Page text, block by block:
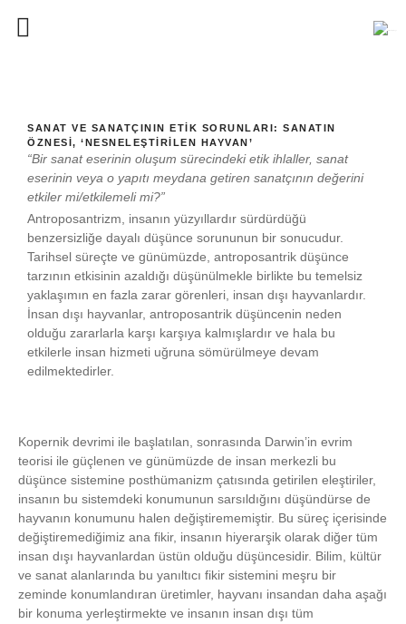
SANAT VE SANATÇININ ETIK SORUNLARI: SANATIN
ÖZNESI, ‘NESNELEŞTIRILEN HAYVAN’
“Bir sanat eserinin oluşum sürecindeki etik ihlaller, sanat
eserinin veya o yapıtı meydana getiren sanatçının değerini
etkiler mi/etkilemeli mi?”
Antroposantrizm, insanın yüzyıllardır sürdürdüğü
benzersizliğe dayalı düşünce sorununun bir sonucudur.
Tarihsel süreçte ve günümüzde, antroposantrik düşünce
tarzının etkisinin azaldığı düşünülmekle birlikte bu temelsiz
yaklaşımın en fazla zarar görenleri, insan dışı hayvanlardır.
İnsan dışı hayvanlar, antroposantrik düşüncenin neden
olduğu zararlarla karşı karşıya kalmışlardır ve hala bu
etkilerle insan hizmeti uğruna sömürülmeye devam
edilmektedirler.
Kopernik devrimi ile başlatılan, sonrasında Darwin’in evrim
teorisi ile güçlenen ve günümüzde de insan merkezli bu
düşünce sistemine posthümanizm çatısında getirilen eleştiriler,
insanın bu sistemdeki konumunun sarsıldığını düşündürse de
hayvanın konumunu halen değiştirememiştir. Bu süreç içerisinde
değiştiremediğimiz ana fikir, insanın hiyerarşik olarak diğer tüm
insan dışı hayvanlardan üstün olduğu düşüncesidir. Bilim, kültür
ve sanat alanlarında bu yanıltıcı fikir sistemini meşru bir
zeminde konumlandıran üretimler, hayvanı insandan daha aşağı
bir konuma yerleştirmekte ve insanın insan dışı tüm